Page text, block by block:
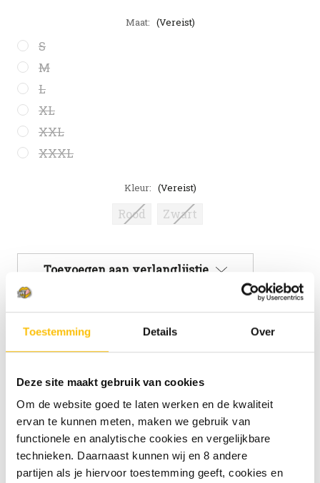
Toestemming Details Over
Deze site maakt gebruik van cookies
Om de website goed te laten werken en de kwaliteit
ervan te kunnen meten, maken we gebruik van
functionele en analytische cookies en vergelijkbare
technieken. Daarnaast kunnen wij en 8 andere
partijen als je hiervoor toestemming geeft, cookies en
Maat: (Vereist)
S
M
L
XL
XXL
XXXL
Kleur: (Vereist)
Rood Zwart
voorraad:Toevoegen aan verlanglijstje
Mail me zodra product op voorraad is.